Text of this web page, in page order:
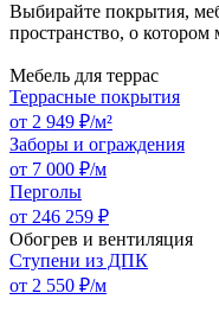
Выбирайте покрытия,
пространство, о котором
Мебель для террас
Террасные покрытия
от 2 949 ₽/м²
Заборы и ограждения
от 7 000 ₽/м
Перголы
от 246 259 ₽
Обогрев и вентиляция
Ступени из ДПК
от 2 550 ₽/м